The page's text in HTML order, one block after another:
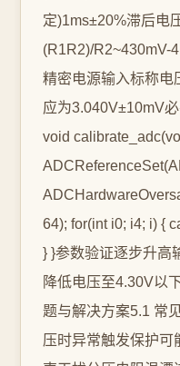
定)1ms±20%滞后电
(R1R2)/R2~430mV-
精密电源输入标称电
应为3.040V±10mV
void
64); for(int i0; i4; i) {
} }参数验证逐步升高
降低电压至4.30V以
题与解决方案5.1 常
压时异常触发保护